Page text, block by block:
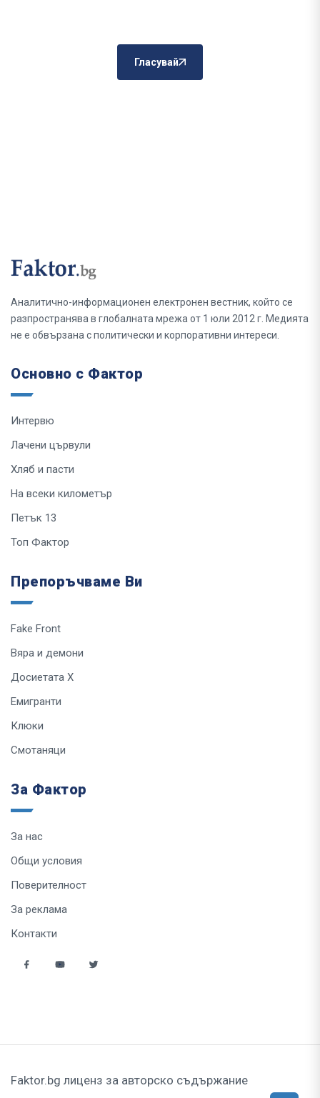
Гласувай
Аналитично-информационен електронен вестник, който се
разпространява в глобалната мрежа от 1 юли 2012 г. Медията
не е обвързана с политически и корпоративни интереси.
Основно с Фактор
Интервю
Лачени цървули
Хляб и пасти
На всеки километър
Петък 13
Топ Фактор
Препоръчваме Ви
Fake Front
Вяра и демони
Досиетата Х
Емигранти
Клюки
Смотаняци
За Фактор
За нас
Общи условия
Поверителност
За реклама
Контакти
Faktor.bg лиценз за авторско съдържание